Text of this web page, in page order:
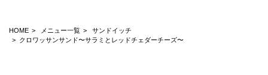
HOME メニュー一覧
サンドイッチ
クロワッサンサンド〜サラミとレッドチェダーチーズ〜